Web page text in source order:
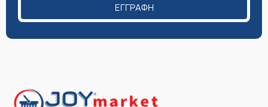
ΕΓΓΡΑΦΉ